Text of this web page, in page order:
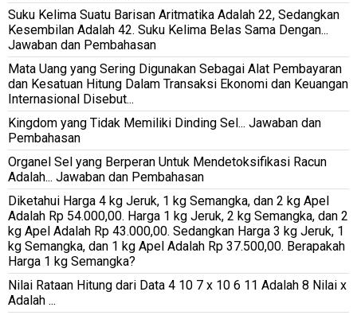
Suku Kelima Suatu Barisan Aritmatika Adalah 22, Sedangkan
Kesembilan Adalah 42. Suku Kelima Belas Sama Dengan...
Jawaban dan Pembahasan
Mata Uang yang Sering Digunakan Sebagai Alat Pembayaran
dan Kesatuan Hitung Dalam Transaksi Ekonomi dan Keuangan
Internasional Disebut...
Kingdom yang Tidak Memiliki Dinding Sel... Jawaban dan
Pembahasan
Organel Sel yang Berperan Untuk Mendetoksifikasi Racun
Adalah... Jawaban dan Pembahasan
Diketahui Harga 4 kg Jeruk, 1 kg Semangka, dan 2 kg Apel
Adalah Rp 54.000,00. Harga 1 kg Jeruk, 2 kg Semangka, dan 2
kg Apel Adalah Rp 43.000,00. Sedangkan Harga 3 kg Jeruk, 1
kg Semangka, dan 1 kg Apel Adalah Rp 37.500,00. Berapakah
Harga 1 kg Semangka?
Nilai Rataan Hitung dari Data 4 10 7 x 10 6 11 Adalah 8 Nilai x
Adalah ...